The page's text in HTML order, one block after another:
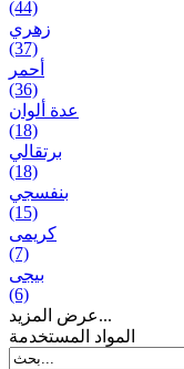
(44)
زهري
(37)
أحمر
(36)
عدة ألوان
(18)
برتقالي
(18)
بنفسجي
(15)
کریمی
(7)
بيجی
(6)
عرض المزيد...
المواد المستخدمة